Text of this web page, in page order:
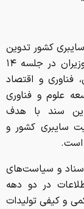
کشور تدوین
و تصویب سند امنیت سایبری است؛ هیات وزیران در جلسه ۱۴
علمی، فناوری و اقتصاد
علوم و فناوری
این سند با هدف
سایبری کشور و
است.
و سیاست‌های
در دو دهه
و کیفی تولیدات